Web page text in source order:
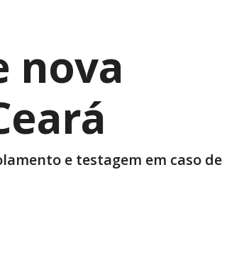
nova
e testagem em caso de